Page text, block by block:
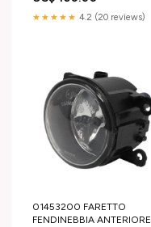
★★★★★ 4.2 (20 reviews)
01453200 FARETTO
FENDINEBBIA ANTERIORE